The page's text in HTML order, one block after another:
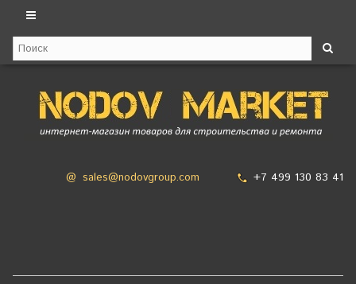
@ sales@nodovgroup.com +7 499 130 83 41